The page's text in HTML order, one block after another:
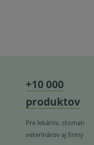
+10 000
produktov
Pre lekárov,
veterinárov aj firmy